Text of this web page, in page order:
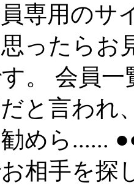
専用のサ
ったらお
。 会員
と言われ
めら......
お相手を探